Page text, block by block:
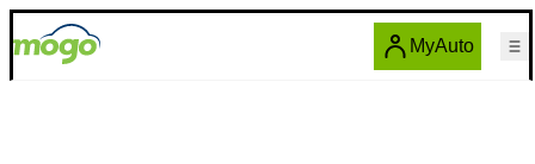
MyAuto